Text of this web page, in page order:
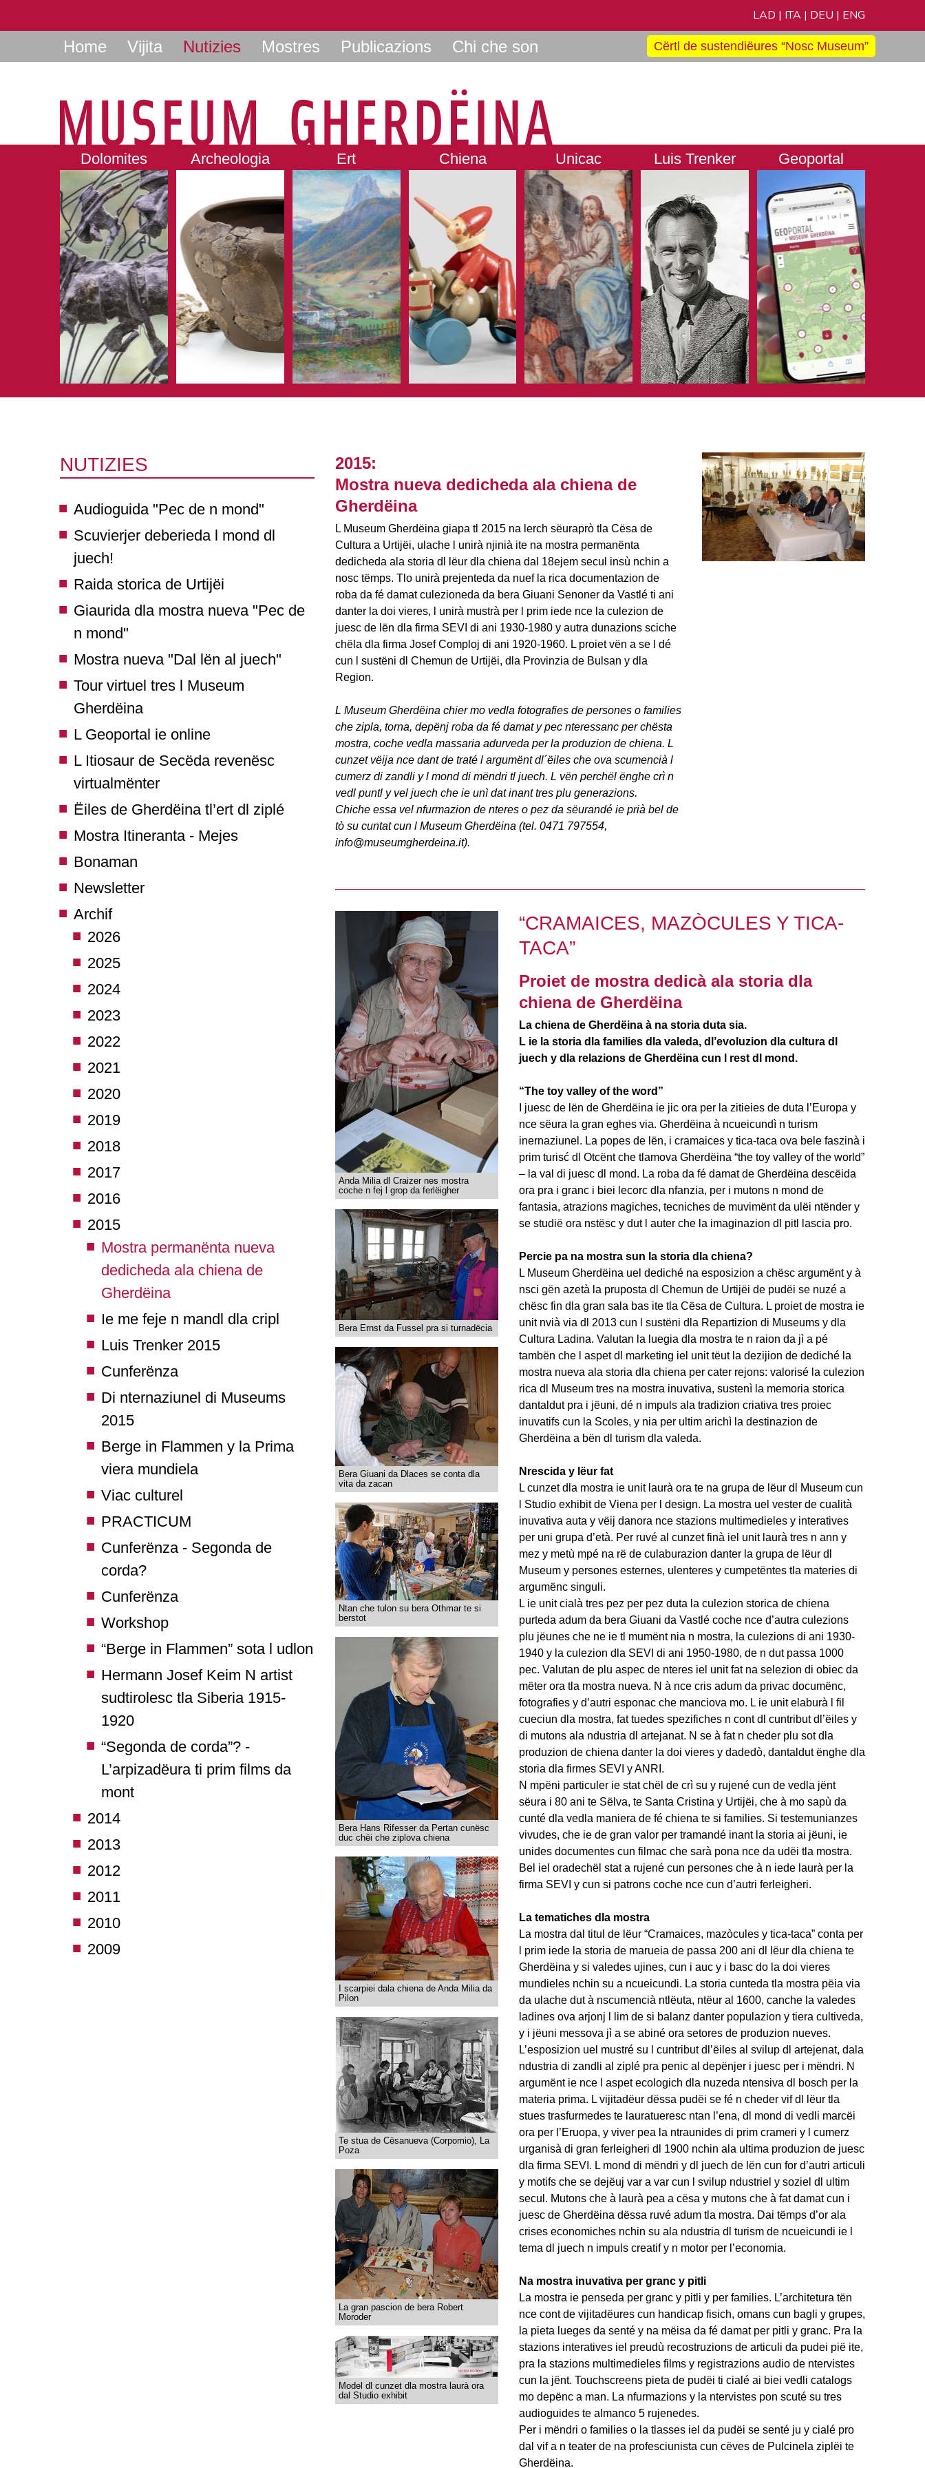
LAD | ITA | DEU | ENG
Home Vijita Nutizies Mostres Publicazions Chi che son Cërtl de sustendiëures “Nosc Museum”
Dolomites Archeologia Ert Chiena Unicac Luis Trenker Geoportal
NUTIZIES
Audioguida "Pec de n mond"
Scuvierjer deberieda l mond dl
juech!
Raida storica de Urtijëi
Giaurida dla mostra nueva "Pec de
n mond"
Mostra nueva "Dal lën al juech"
Tour virtuel tres l Museum
Gherdëina
L Geoportal ie online
L Itiosaur de Secëda revenësc
virtualmënter
Ëiles de Gherdëina tl’ert dl ziplé
Mostra Itineranta - Mejes
Bonaman
Newsletter
Archif
2026
2025
2024
2023
2022
2021
2020
2019
2018
2017
2016
2015
Mostra permanënta nueva
dedicheda ala chiena de
Gherdëina
Ie me feje n mandl dla cripl
Luis Trenker 2015
Cunferënza
Di nternaziunel di Museums
2015
Berge in Flammen y la Prima
viera mundiela
Viac culturel
PRACTICUM
Cunferënza - Segonda de
corda?
Cunferënza
Workshop
“Berge in Flammen” sota l udlon
Hermann Josef Keim N artist
sudtirolesc tla Siberia 1915-
1920
“Segonda de corda”? -
L’arpizadëura ti prim films da
mont
2014
2013
2012
2011
2010
2009
2015:
Mostra nueva dedicheda ala chiena de
Gherdëina
L Museum Gherdëina giapa tl 2015 na lerch sëuraprò tla Cësa de
Cultura a Urtijëi, ulache l unirà njinià ite na mostra permanënta
dedicheda ala storia dl lëur dla chiena dal 18ejem secul insù nchin a
nosc tëmps. Tlo unirà prejenteda da nuef la rica documentazion de
roba da fé damat culezioneda da bera Giuani Senoner da Vastlé ti ani
danter la doi vieres, l unirà mustrà per l prim iede nce la culezion de
juesc de lën dla firma SEVI di ani 1930-1980 y autra dunazions sciche
chëla dla firma Josef Comploj di ani 1920-1960. L proiet vën a se l dé
cun l sustëni dl Chemun de Urtijëi, dla Provinzia de Bulsan y dla
Region.
L Museum Gherdëina chier mo vedla fotografies de persones o families
che zipla, torna, depënj roba da fé damat y pec nteressanc per chësta
mostra, coche vedla massaria adurveda per la produzion de chiena. L
cunzet vëija nce dant de traté l argumënt dl´ëiles che ova scumencià l
cumerz di zandli y l mond di mëndri tl juech. L vën perchël ënghe crì n
vedl puntl y vel juech che ie unì dat inant tres plu generazions.
Chiche essa vel nfurmazion de nteres o pez da sëurandé ie prià bel de
tò su cuntat cun l Museum Gherdëina (tel. 0471 797554,
info@museumgherdeina.it).
Anda Milia dl Craizer nes mostra
coche n fej l grop da ferlëigher
Bera Ernst da Fussel pra si turnadëcia
Bera Giuani da Dlaces se conta dla
vita da zacan
Ntan che tulon su bera Othmar te si
berstot
Bera Hans Rifesser da Pertan cunësc
duc chëi che ziplova chiena
I scarpiei dala chiena de Anda Milia da
Pilon
Te stua de Cësanueva (Corpomio), La
Poza
La gran pascion de bera Robert
Moroder
Model dl cunzet dla mostra laurà ora
dal Studio exhibit
“CRAMAICES, MAZÒCULES Y TICA-
TACA”
Proiet de mostra dedicà ala storia dla
chiena de Gherdëina
La chiena de Gherdëina à na storia duta sia.
L ie la storia dla families dla valeda, dl’evoluzion dla cultura dl
juech y dla relazions de Gherdëina cun l rest dl mond.
“The toy valley of the word”
I juesc de lën de Gherdëina ie jic ora per la zitieies de duta l’Europa y
nce sëura la gran eghes via. Gherdëina à ncueicundì n turism
inernaziunel. La popes de lën, i cramaices y tica-taca ova bele faszinà i
prim turisć dl Otcënt che tlamova Gherdëina “the toy valley of the world”
– la val di juesc dl mond. La roba da fé damat de Gherdëina descëida
ora pra i granc i biei lecorc dla nfanzia, per i mutons n mond de
fantasia, atrazions magiches, tecniches de muvimënt da ulëi ntënder y
se studië ora nstësc y dut l auter che la imaginazion dl pitl lascia pro.
Percie pa na mostra sun la storia dla chiena?
L Museum Gherdëina uel dediché na esposizion a chësc argumënt y à
nsci gën azetà la pruposta dl Chemun de Urtijëi de pudëi se nuzé a
chësc fin dla gran sala bas ite tla Cësa de Cultura. L proiet de mostra ie
unit nvià via dl 2013 cun l sustëni dla Repartizion di Museums y dla
Cultura Ladina. Valutan la luegia dla mostra te n raion da jì a pé
tambën che l aspet dl marketing iel unit tëut la dezijion de dediché la
mostra nueva ala storia dla chiena per cater rejons: valorisé la culezion
rica dl Museum tres na mostra inuvativa, sustenì la memoria storica
dantaldut pra i jëuni, dé n impuls ala tradizion criativa tres proiec
inuvatifs cun la Scoles, y nia per ultim arichì la destinazion de
Gherdëina a bën dl turism dla valeda.
Nrescida y lëur fat
L cunzet dla mostra ie unit laurà ora te na grupa de lëur dl Museum cun
l Studio exhibit de Viena per l design. La mostra uel vester de cualità
inuvativa auta y vëij danora nce stazions multimedieles y interatives
per uni grupa d’età. Per ruvé al cunzet finà iel unit laurà tres n ann y
mez y metù mpé na rë de culaburazion danter la grupa de lëur dl
Museum y persones esternes, ulenteres y cumpetëntes tla materies di
argumënc singuli.
L ie unit cialà tres pez per pez duta la culezion storica de chiena
purteda adum da bera Giuani da Vastlé coche nce d’autra culezions
plu jëunes che ne ie tl mumënt nia n mostra, la culezions di ani 1930-
1940 y la culezion dla SEVI di ani 1950-1980, de n dut passa 1000
pec. Valutan de plu aspec de nteres iel unit fat na selezion di obiec da
mëter ora tla mostra nueva. N à nce cris adum da privac documënc,
fotografies y d’autri esponac che manciova mo. L ie unit elaburà l fil
cueciun dla mostra, fat tuedes spezifiches n cont dl cuntribut dl’ëiles y
di mutons ala ndustria dl artejanat. N se à fat n cheder plu sot dla
produzion de chiena danter la doi vieres y dadedò, dantaldut ënghe dla
storia dla firmes SEVI y ANRI.
N mpëni particuler ie stat chël de crì su y rujené cun de vedla jënt
sëura i 80 ani te Sëlva, te Santa Cristina y Urtijëi, che à mo sapù da
cunté dla vedla maniera de fé chiena te si families. Si testemunianzes
vivudes, che ie de gran valor per tramandé inant la storia ai jëuni, ie
unides documentes cun filmac che sarà pona nce da udëi tla mostra.
Bel iel oradechël stat a rujené cun persones che à n iede laurà per la
firma SEVI y cun si patrons coche nce cun d’autri ferleigheri.
La tematiches dla mostra
La mostra dal titul de lëur “Cramaices, mazòcules y tica-taca” conta per
l prim iede la storia de marueia de passa 200 ani dl lëur dla chiena te
Gherdëina y si valedes ujines, cun i auc y i basc do la doi vieres
mundieles nchin su a ncueicundi. La storia cunteda tla mostra pëia via
da ulache dut à nscumencià ntlëuta, ntëur al 1600, canche la valedes
ladines ova arjonj l lim de si balanz danter populazion y tiera cultiveda,
y i jëuni messova jì a se abiné ora setores de produzion nueves.
L’esposizion uel mustré su l cuntribut dl’ëiles al svilup dl artejenat, dala
ndustria di zandli al ziplé pra penic al depënjer i juesc per i mëndri. N
argumënt ie nce l aspet ecologich dla nuzeda ntensiva dl bosch per la
materia prima. L vijitadëur dëssa pudëi se fé n cheder vif dl lëur tla
stues trasfurmedes te lauratueresc ntan l’ena, dl mond di vedli marcëi
ora per l’Eruopa, y viver pea la ntraunides di prim crameri y l cumerz
urganisà di gran ferleigheri dl 1900 nchin ala ultima produzion de juesc
dla firma SEVI. L mond di mëndri y dl juech de lën cun for d’autri articuli
y motifs che se dejëuj var a var cun l svilup ndustriel y soziel dl ultim
secul. Mutons che à laurà pea a cësa y mutons che à fat damat cun i
juesc de Gherdëina dëssa ruvé adum tla mostra. Dai tëmps d’or ala
crises economiches nchin su ala ndustria dl turism de ncueicundi ie l
tema dl juech n impuls creatif y n motor per l’economia.
Na mostra inuvativa per granc y pitli
La mostra ie penseda per granc y pitli y per families. L’architetura tën
nce cont de vijitadëures cun handicap fisich, omans cun bagli y grupes,
la pieta lueges da senté y na mëisa da fé damat per pitli y granc. Pra la
stazions interatives iel preudù recostruzions de articuli da pudei pië ite,
pra la stazions multimedieles films y registrazions audio de ntervistes
cun la jënt. Touchscreens pieta de pudëi ti cialé ai biei vedli catalogs
mo depënc a man. La nfurmazions y la ntervistes pon scuté su tres
audioguides te almanco 5 rujenedes.
Per i mëndri o families o la tlasses iel da pudëi se senté ju y cialé pro
dal vif a n teater de na profesciunista cun cëves de Pulcinela ziplëi te
Gherdëina.